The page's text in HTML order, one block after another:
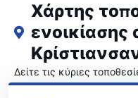
Χάρτης
Δείτε τις κύριες
Κρίστιανσαντ